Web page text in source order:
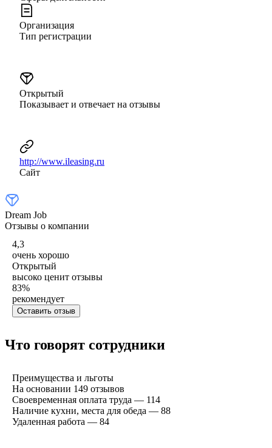
Организация
Тип регистрации
Открытый
Показывает и отвечает на отзывы
http://www.ileasing.ru
Сайт
Dream Job
Отзывы о компании
4,3
очень хорошо
Открытый
высоко ценит отзывы
83%
рекомендует
Оставить отзыв
Что говорят сотрудники
Преимущества и льготы
На основании 149 отзывов
Своевременная оплата труда — 114
Наличие кухни, места для обеда — 88
Удаленная работа — 84